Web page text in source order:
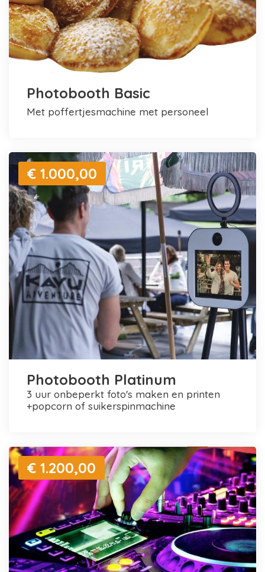
Photobooth Basic
met poffertjesmachine met personeel
€ 1.000,00
Photobooth Platinum
3 uur onbeperkt foto's maken en printen
+popcorn of suikerspinmachine
€ 1.200,00